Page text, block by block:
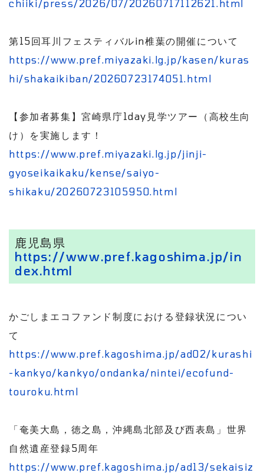
chiiki/press/2026/07/20260717112621.html
第15回耳川フェスティバルin椎葉の開催について
https://www.pref.miyazaki.lg.jp/kasen/kuras
hi/shakaikiban/20260723174051.html
【参加者募集】宮崎県庁1day見学ツアー（高校生向
け）を実施します！
https://www.pref.miyazaki.lg.jp/jinji-
gyoseikaikaku/kense/saiyo-
shikaku/20260723105950.html
鹿児島県
https://www.pref.kagoshima.jp/in
dex.html
かごしまエコファンド制度における登録状況につい
て
https://www.pref.kagoshima.jp/ad02/kurashi
-kankyo/kankyo/ondanka/nintei/ecofund-
touroku.html
「奄美大島，徳之島，沖縄島北部及び西表島」世界
自然遺産登録5周年
https://www.pref.kagoshima.jp/ad13/sekaisiz